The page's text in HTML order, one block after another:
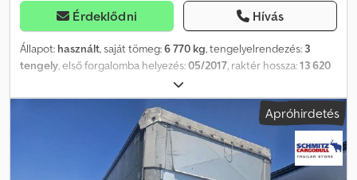
Érdeklődni Hívás
Állapot: használt, saját tömeg:6 770 kg, tengelyelrendezés: 3
tengely , első forgalomba helyezés:05/2017 , raktér hossza:13 620
2 480 mm
rakodótér térfogata:101 m³, felfüggesztés:levegő, abroncs méret:
, Gyártási év: , Felszereltség:ABS,
Önsúly: 6 770 kg, DIN EN 12642 (XL kód) tanúsítvány, Raktér (H S M):
13 620 mm x 2 480 mm x 3 000 mm. Gumiabroncs méret: 385/55
R22.5, Raktérfogat: 101 m³, 1. tengely: , 2. tengely: , 3. tengely: ,
Apróhirdetés